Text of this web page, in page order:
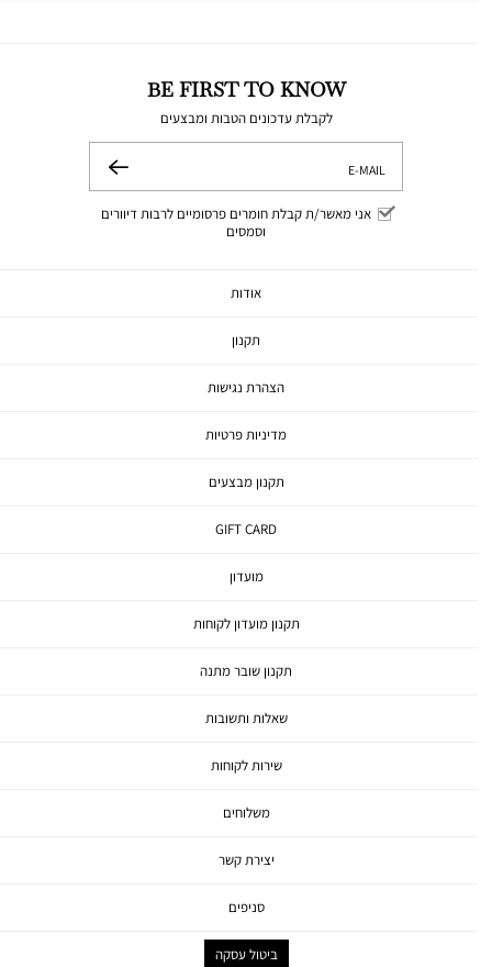
BE FIRST TO KNOW
לקבלת עדכונים הטבות ומבצעים
E-MAIL
אני מאשר/ת קבלת חומרים פרסומיים לרבות דיוורים
וסמסים
שלח
אודות
תקנון
הצהרת נגישות
מדיניות פרטיות
תקנון מבצעים
GIFT CARD
מועדון
תקנון מועדון לקוחות
תקנון שובר מתנה
שאלות ותשובות
שירות לקוחות
משלוחים
יצירת קשר
סניפים
ביטול עסקה